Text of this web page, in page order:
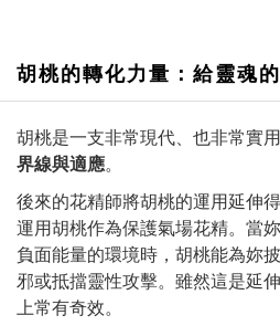
胡桃的轉化力量：給靈魂
胡桃是一支非常現代、也非常實
界線與適應。
後來的花精師將胡桃的運用延伸
運用胡桃作為保護氣場花精。當
負面能量的環境時，胡桃能為妳
邪或抵擋靈性攻擊。雖然這是延
上常有奇效。